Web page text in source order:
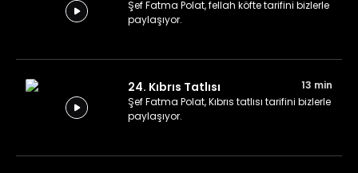
Şef Fatma Polat, fellah köfte tarifini bizlerle
paylaşıyor.
24. Kıbrıs Tatlısı
13 min
Şef Fatma Polat, Kıbrıs tatlısı tarifini bizlerle
paylaşıyor.